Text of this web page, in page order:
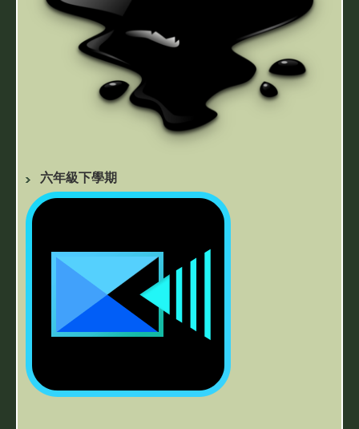
六年級下學期